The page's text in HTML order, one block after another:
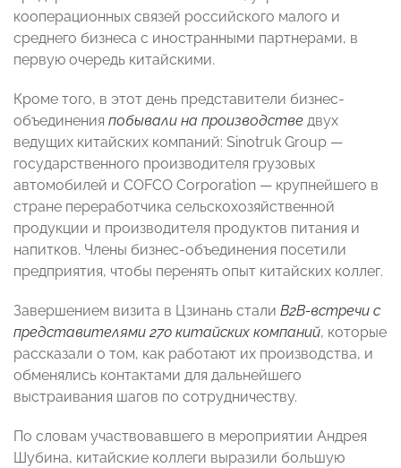
кооперационных связей российского малого и
среднего бизнеса с иностранными партнерами, в
первую очередь китайскими.
Кроме того, в этот день представители бизнес-
объединения побывали на производстве двух
ведущих китайских компаний: Sinotruk Group —
государственного производителя грузовых
автомобилей и COFCO Corporation — крупнейшего в
стране переработчика сельскохозяйственной
продукции и производителя продуктов питания и
напитков. Члены бизнес-объединения посетили
предприятия, чтобы перенять опыт китайских коллег.
Завершением визита в Цзинань стали B2B-встречи с
представителями 270 китайских компаний, которые
рассказали о том, как работают их производства, и
обменялись контактами для дальнейшего
выстраивания шагов по сотрудничеству.
По словам участвовавшего в мероприятии Андрея
Шубина, китайские коллеги выразили большую